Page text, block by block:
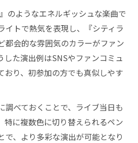
のようなエネルギッシュな楽曲で
イトで熱気を表現し、『シティラ
都会的な雰囲気のカラーがファン
した演出例はSNSやファンコミュ
おり、初参加の方でも真似しやす
調べておくことで、ライブ当日も
特に複数色に切り替えられるペン
で、より多彩な演出が可能となり